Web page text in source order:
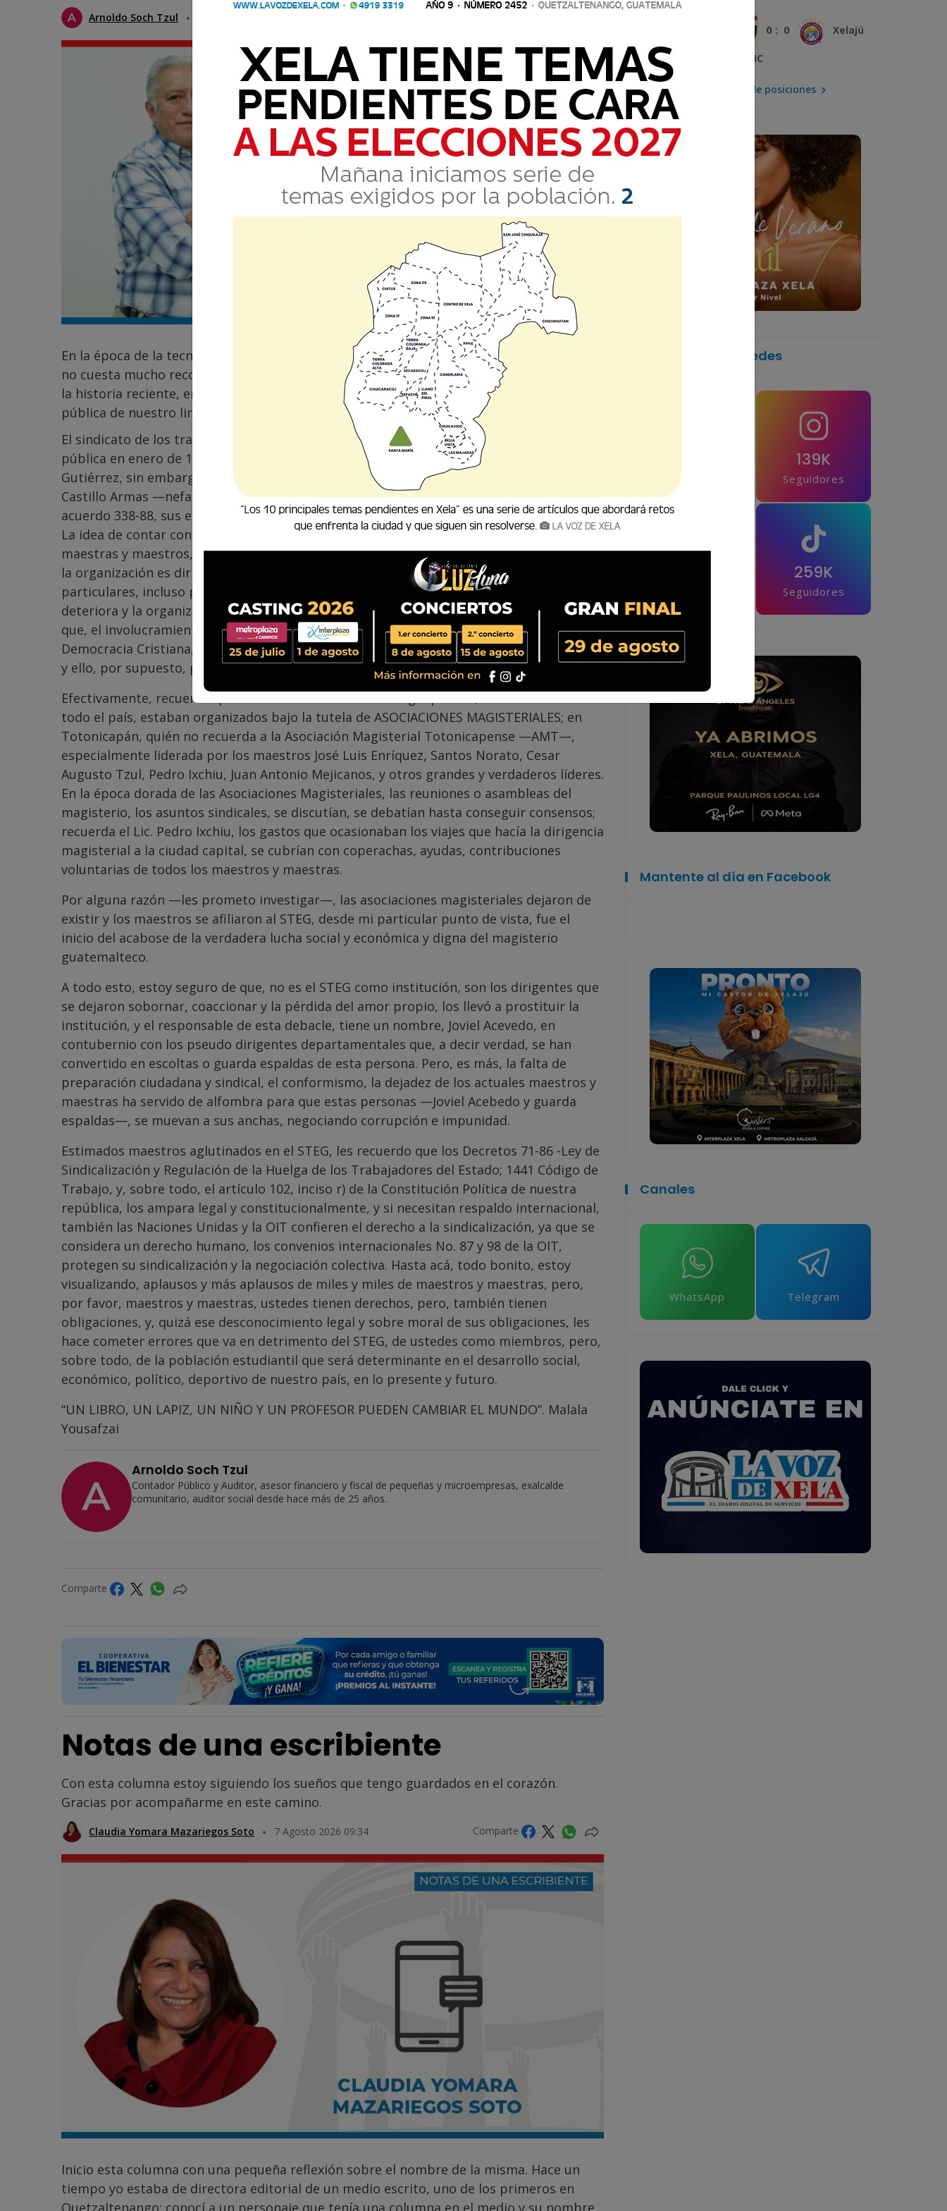
Arnoldo Soch Tzul
En la época de la tecnología digital o en el mejor de los casos, de la inteligencia artificial,
no cuesta mucho recordar o estar al día con acontecimiento que sucedieron a lo largo de
la historia reciente, en este caso específico, todo lo que tenga que ver con la educación
pública de nuestro lindo y hermoso país -Guatemala, el país de la eterna primavera-.
El sindicato de los trabajadores de la educación de Guatemala -STEG-, nació a la vida
pública en enero de 1945, siendo su primer secretario general el maestro Víctor Manuel
Gutiérrez, sin embargo, por situaciones políticas fue disuelta en 1954, por Carlos
Castillo Armas —nefasto personaje—. Nuevamente, en 1988, se legalizó mediante el
acuerdo 338-88, sus estatutos fueron legalizados e inscritos en el Ministerio de Trabajo.
La idea de contar con un sindicato para procurar el bienestar económico y social de las
maestras y maestros, por supuesto que es buena, es de aplaudir, sin embargo, cuando
la organización es dirigida por personas deshonestas, desleales, con intereses
particulares, incluso para favorecer intereses políticos partidistas, la credibilidad se
deteriora y la organización cae por su propio peso. Según los especialistas, concluyen
que, el involucramiento de varios de sus dirigentes como activistas del partido político
Democracia Cristiana, hizo que varias asociaciones magisteriales rechazaron al sindicato
y ello, por supuesto, perdiera fuerza y credibilidad.
Efectivamente, recuerdo que en la década de los 80 del siglo pasado, los maestros de
todo el país, estaban organizados bajo la tutela de ASOCIACIONES MAGISTERIALES; en
Totonicapán, quién no recuerda a la Asociación Magisterial Totonicapense —AMT—,
especialmente liderada por los maestros José Luis Enríquez, Santos Norato, Cesar
Augusto Tzul, Pedro Ixchiu, Juan Antonio Mejicanos, y otros grandes y verdaderos líderes.
En la época dorada de las Asociaciones Magisteriales, las reuniones o asambleas del
magisterio, los asuntos sindicales, se discutían, se debatían hasta conseguir consensos;
recuerda el Lic. Pedro Ixchiu, los gastos que ocasionaban los viajes que hacía la dirigencia
magisterial a la ciudad capital, se cubrían con coperachas, ayudas, contribuciones
voluntarias de todos los maestros y maestras.
Por alguna razón —les prometo investigar—, las asociaciones magisteriales dejaron de
existir y los maestros se afiliaron al STEG, desde mi particular punto de vista, fue el
inicio del acabose de la verdadera lucha social y económica y digna del magisterio
guatemalteco.
A todo esto, estoy seguro de que, no es el STEG como institución, son los dirigentes que
se dejaron sobornar, coaccionar y la pérdida del amor propio, los llevó a prostituir la
institución, y el responsable de esta debacle, tiene un nombre, Joviel Acevedo, en
contubernio con los pseudo dirigentes departamentales que, a decir verdad, se han
convertido en escoltas o guarda espaldas de esta persona. Pero, es más, la falta de
preparación ciudadana y sindical, el conformismo, la dejadez de los actuales maestros y
maestras ha servido de alfombra para que estas personas —Joviel Acebedo y guarda
espaldas—, se muevan a sus anchas, negociando corrupción e impunidad.
Estimados maestros aglutinados en el STEG, les recuerdo que los Decretos 71-86 -Ley de
Sindicalización y Regulación de la Huelga de los Trabajadores del Estado; 1441 Código de
Trabajo, y, sobre todo, el artículo 102, inciso r) de la Constitución Política de nuestra
república, los ampara legal y constitucionalmente, y si necesitan respaldo internacional,
también las Naciones Unidas y la OIT confieren el derecho a la sindicalización, ya que se
considera un derecho humano, los convenios internacionales No. 87 y 98 de la OIT,
protegen su sindicalización y la negociación colectiva. Hasta acá, todo bonito, estoy
visualizando, aplausos y más aplausos de miles y miles de maestros y maestras, pero,
por favor, maestros y maestras, ustedes tienen derechos, pero, también tienen
obligaciones, y, quizá ese desconocimiento legal y sobre moral de sus obligaciones, les
hace cometer errores que va en detrimento del STEG, de ustedes como miembros, pero,
sobre todo, de la población estudiantil que será determinante en el desarrollo social,
económico, político, deportivo de nuestro país, en lo presente y futuro.
“UN LIBRO, UN LAPIZ, UN NIÑO Y UN PROFESOR PUEDEN CAMBIAR EL MUNDO”. Malala
Yousafzai
Arnoldo Soch Tzul
Contador Público y Auditor, asesor financiero y fiscal de pequeñas y microempresas, exalcalde
comunitario, auditor social desde hace más de 25 años.
Comparte
Notas de una escribiente
Con esta columna estoy siguiendo los sueños que tengo guardados en el corazón.
Gracias por acompañarme en este camino.
Claudia Yomara Mazariegos Soto 7 Agosto 2026 09:34 Comparte
Inicio esta columna con una pequeña reflexión sobre el nombre de la misma. Hace un
tiempo yo estaba de directora editorial de un medio escrito, uno de los primeros en
Quetzaltenango; conocí a un personaje que tenía una columna en el medio y su nombre
0 : 0 Xelajú
MC
Mira la tabla de posiciones
Síguenos en las redes
Seguidores
139K
Seguidores
259K
Seguidores
Mantente al día en Facebook
Canales
WhatsApp Telegram